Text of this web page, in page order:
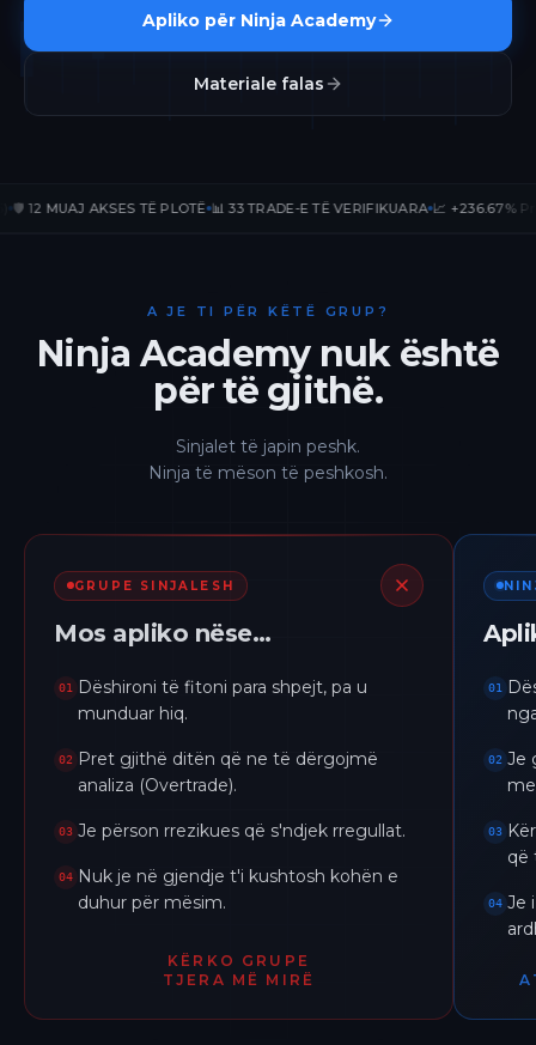
Apliko për Ninja Academy
Materiale falas
AKSES TË PLOTË 📊 33 TRADE-E TË VERIFIKUARA 📈 +236.67% PnL
A JE TI PËR KËTË GRUP?
Ninja Academy nuk është
për të gjithë.
Sinjalet të japin peshk.
Ninja të mëson të peshkosh.
GRUPE SINJALESH
Mos apliko nëse…
01
Dëshironi të fitoni para shpejt, pa u
munduar hiq.
02
Pret gjithë ditën që ne të dërgojmë
analiza (Overtrade).
03 Je përson rrezikues që s'ndjek rregullat.
04 Nuk je në gjendje t'i kushtosh kohën e
duhur për mësim.
KËRKO GRUPE
TJERA MË MIRË
01
02 Je
03
që
04 Je